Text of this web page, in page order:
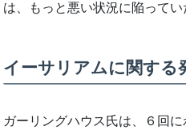
は、もっと悪い状況に陥ってい
イーサリアムに関する
ガーリングハウス氏は、６回